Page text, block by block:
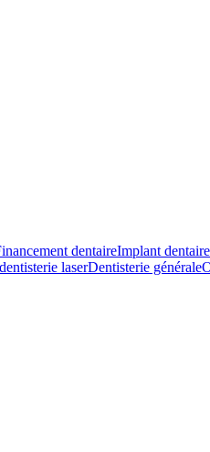
dentaireImplant dentaire
dentisterie laserDentisterie générale